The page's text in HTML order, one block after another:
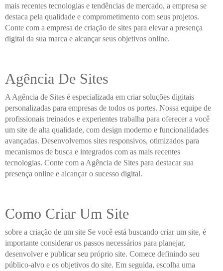
mais recentes tecnologias e tendências de mercado, a empresa se
destaca pela qualidade e comprometimento com seus projetos.
Conte com a empresa de criação de sites para elevar a presença
digital da sua marca e alcançar seus objetivos online.
Agência De Sites
A Agência de Sites é especializada em criar soluções digitais
personalizadas para empresas de todos os portes. Nossa equipe de
profissionais treinados e experientes trabalha para oferecer a você
um site de alta qualidade, com design moderno e funcionalidades
avançadas. Desenvolvemos sites responsivos, otimizados para
mecanismos de busca e integrados com as mais recentes
tecnologias. Conte com a Agência de Sites para destacar sua
presença online e alcançar o sucesso digital.
Como Criar Um Site
sobre a criação de um site Se você está buscando criar um site, é
importante considerar os passos necessários para planejar,
desenvolver e publicar seu próprio site. Comece definindo seu
público-alvo e os objetivos do site. Em seguida, escolha uma